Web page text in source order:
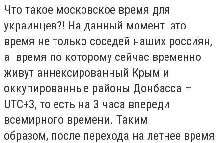
Что такое московское время для
украинцев?! На данный момент это
время не только соседей наших россиян,
а время по которому сейчас временно
живут аннексированный Крым и
оккупированные районы Донбасса –
UTC+3, то есть на 3 часа впереди
всемирного времени. Таким
образом, после перехода на летнее время